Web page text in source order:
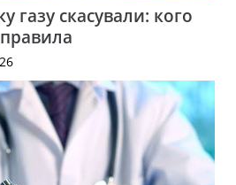
газу скасували: кого